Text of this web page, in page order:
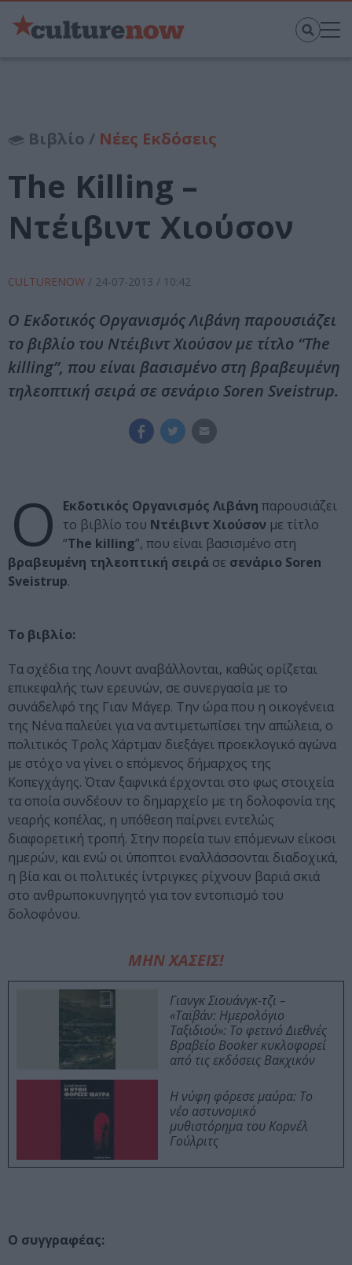
Βιβλίο / Νέες Εκδόσεις
The Killing –
Ντέιβιντ Χιούσον
CULTURENOW / 24-07-2013 / 10:42
Ο Εκδοτικός Οργανισμός Λιβάνη παρουσιάζει
το βιβλίο του Ντέιβιντ Χιούσον με τίτλο “The
killing”, που είναι βασισμένο στη βραβευμένη
τηλεοπτική σειρά σε σενάριο Soren Sveistrup.
Ο Εκδοτικός Οργανισμός Λιβάνη παρουσιάζει
το βιβλίο του Ντέιβιντ Χιούσον με τίτλο
“The killing”, που είναι βασισμένο στη
βραβευμένη τηλεοπτική σειρά σε σενάριο Soren
Sveistrup.
Το βιβλίο:
Τα σχέδια της Λουντ αναβάλλονται, καθώς ορίζεται
επικεφαλής των ερευνών, σε συνεργασία με το
συνάδελφό της Γιαν Μάγερ. Την ώρα που η οικογένεια
της Νένα παλεύει για να αντιμετωπίσει την απώλεια, ο
πολιτικός Τρολς Χάρτμαν διεξάγει προεκλογικό αγώνα
με στόχο να γίνει ο επόμενος δήμαρχος της
Κοπεγχάγης. Όταν ξαφνικά έρχονται στο φως στοιχεία
τα οποία συνδέουν το δημαρχείο με τη δολοφονία της
νεαρής κοπέλας, η υπόθεση παίρνει εντελώς
διαφορετική τροπή. Στην πορεία των επόμενων είκοσι
ημερών, και ενώ οι ύποπτοι εναλλάσσονται διαδοχικά,
η βία και οι πολιτικές ίντριγκες ρίχνουν βαριά σκιά
στο ανθρωποκυνηγητό για τον εντοπισμό του
δολοφόνου.
ΜΗΝ ΧΑΣΕΙΣ!
Γιανγκ Σιουάνγκ-τζι –
«Ταϊβάν: Ημερολόγιο
Ταξιδιού»: Το φετινό Διεθνές
Βραβείο Booker κυκλοφορεί
από τις εκδόσεις Βακχικόν
Η νύφη φόρεσε μαύρα: Το
νέο αστυνομικό
μυθιστόρημα του Κορνέλ
Γούλριτς
Ο συγγραφέας: